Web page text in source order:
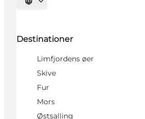
Vælg sprog
Destinationer
Limfjordens øer
Skive
Fur
Mors
Østsalling